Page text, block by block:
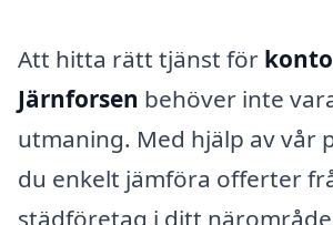
Att hitta rätt tjänst för
Järnforsen behöver inte
utmaning. Med hjälp av vår
du enkelt jämföra offerter